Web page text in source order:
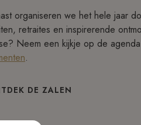
organiseren we het hele jaar
retraites en inspirerende
Neem een kijkje op de
.
DE ZALEN